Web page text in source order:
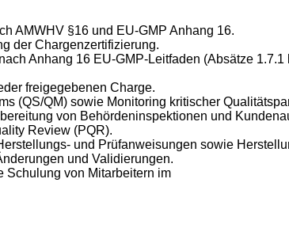
AMWHV §16 und EU-GMP Anhang 16.
der Chargenzertifizierung.
Anhang 16 EU-GMP-Leitfaden (Absätze
freigegebenen Charge.
(QS/QM) sowie Monitoring kritischer
von Behördeninspektionen und
Review (PQR).
und Prüfanweisungen sowie
und Validierungen.
Schulung von Mitarbeitern im